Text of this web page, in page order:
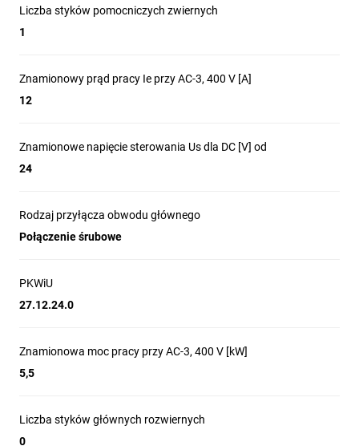
Liczba styków pomocniczych zwiernych
1
Znamionowy prąd pracy Ie przy AC-3, 400 V [A]
12
Znamionowe napięcie sterowania Us dla DC [V] od
24
Rodzaj przyłącza obwodu głównego
Połączenie śrubowe
PKWiU
27.12.24.0
Znamionowa moc pracy przy AC-3, 400 V [kW]
5,5
Liczba styków głównych rozwiernych
0